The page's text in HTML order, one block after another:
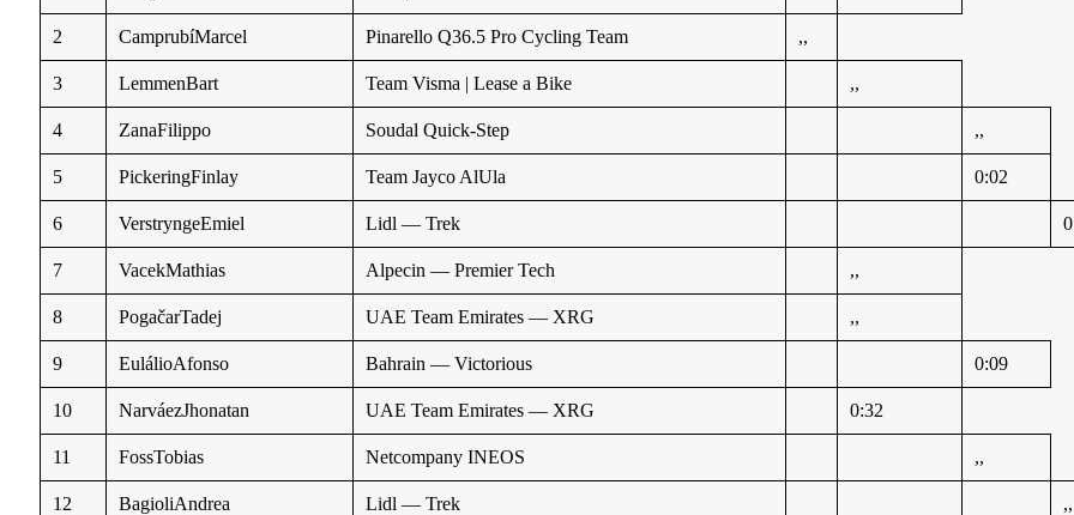
2 CamprubíMarcel Pinarello Q36.5 Pro Cycling Team ,,
3 LemmenBart Team Visma | Lease a Bike ,,
4 ZanaFilippo Soudal Quick-Step ,,
5 PickeringFinlay Team Jayco AlUla 0:02
6 VerstryngeEmiel Lidl — Trek
7 VacekMathias Alpecin — Premier Tech ,,
8 PogačarTadej UAE Team Emirates — XRG ,,
9 EulálioAfonso Bahrain — Victorious 0:09
10 NarváezJhonatan UAE Team Emirates — XRG 0:32
11 FossTobias Netcompany INEOS ,,
12 BagioliAndrea Lidl — Trek ,,